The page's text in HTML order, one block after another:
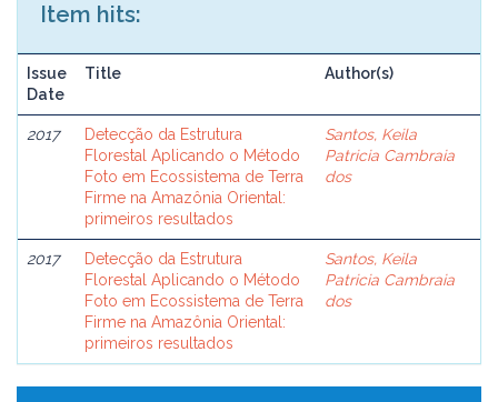
Item hits:
Issue
Date
Title Author(s)
2017
Detecção da Estrutura
Florestal Aplicando o Método
Foto em Ecossistema de Terra
Firme na Amazônia Oriental:
primeiros resultados
Santos, Keila
Patricia Cambraia
dos
2017
Detecção da Estrutura
Florestal Aplicando o Método
Foto em Ecossistema de Terra
Firme na Amazônia Oriental:
primeiros resultados
Santos, Keila
Patricia Cambraia
dos